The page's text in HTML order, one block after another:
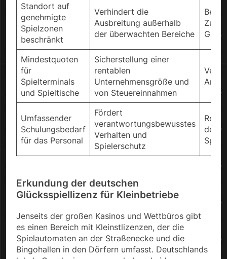
Standort auf
genehmigte
Spielzonen
beschränkt
Verhindert die
Ausbreitung außerhalb
der überwachten Bereiche
Mindestquoten
für
Spielterminals
und Spieltische
Sicherstellung einer
rentablen
Unternehmensgröße und
von Steuereinnahmen
Umfassender
Schulungsbedarf
für das Personal
Fördert
verantwortungsbewusstes
Verhalten und
Spielerschutz
des
Erkundung der deutschen
Glücksspiellizenz für Kleinbetriebe
Jenseits der großen Kasinos und Wettbüros gibt
es einen Bereich mit Kleinstlizenzen, der die
Spielautomaten an der Straßenecke und die
Bingohallen in den Dörfern umfasst. Deutschlands